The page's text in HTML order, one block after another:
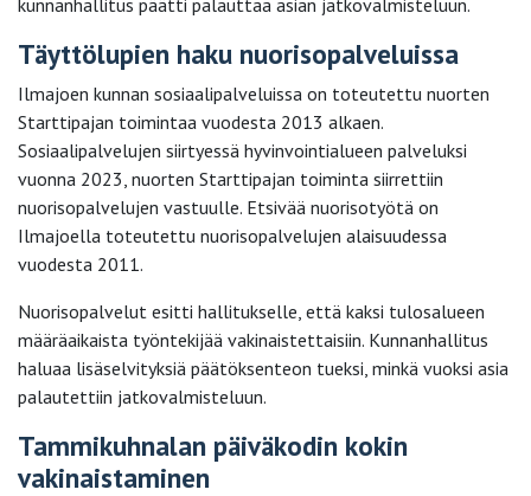
Täyttölupien haku nuorisopalveluissa
Ilmajoen kunnan sosiaalipalveluissa on toteutettu nuorten
Starttipajan toimintaa vuodesta 2013 alkaen.
Sosiaalipalvelujen siirtyessä hyvinvointialueen palveluksi
vuonna 2023, nuorten Starttipajan toiminta siirrettiin
nuorisopalvelujen vastuulle. Etsivää nuorisotyötä on
Ilmajoella toteutettu nuorisopalvelujen alaisuudessa
vuodesta 2011.
Nuorisopalvelut esitti hallitukselle, että kaksi tulosalueen
määräaikaista työntekijää vakinaistettaisiin. Kunnanhallitus
haluaa lisäselvityksiä päätöksenteon tueksi, minkä vuoksi asia
palautettiin jatkovalmisteluun.
Tammikuhnalan päiväkodin kokin
vakinaistaminen